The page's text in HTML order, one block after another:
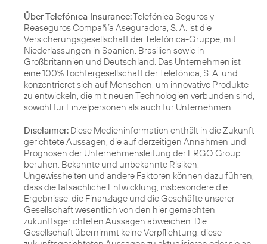
Über Telefónica Insurance:Telefónica Seguros y
Reaseguros Compañía Aseguradora, S. A. ist die
Versicherungsgesellschaft der Telefónica-Gruppe, mit
Niederlassungen in Spanien, Brasilien sowie in
Großbritannien und Deutschland. Das Unternehmen ist
eine 100% Tochtergesellschaft der Telefónica, S. A. und
konzentrieret sich auf Menschen, um innovative Produkte
zu entwickeln, die mit neuen Technologien verbunden sind,
sowohl für Einzelpersonen als auch für Unternehmen.
Disclaimer: Diese Medieninformation enthält in die Zukunft
gerichtete Aussagen, die auf derzeitigen Annahmen und
Prognosen der Unternehmensleitung der ERGO Group
beruhen. Bekannte und unbekannte Risiken,
Ungewissheiten und andere Faktoren können dazu führen,
dass die tatsächliche Entwicklung, insbesondere die
Ergebnisse, die Finanzlage und die Geschäfte unserer
Gesellschaft wesentlich von den hier gemachten
zukunftsgerichteten Aussagen abweichen. Die
Gesellschaft übernimmt keine Verpflichtung, diese